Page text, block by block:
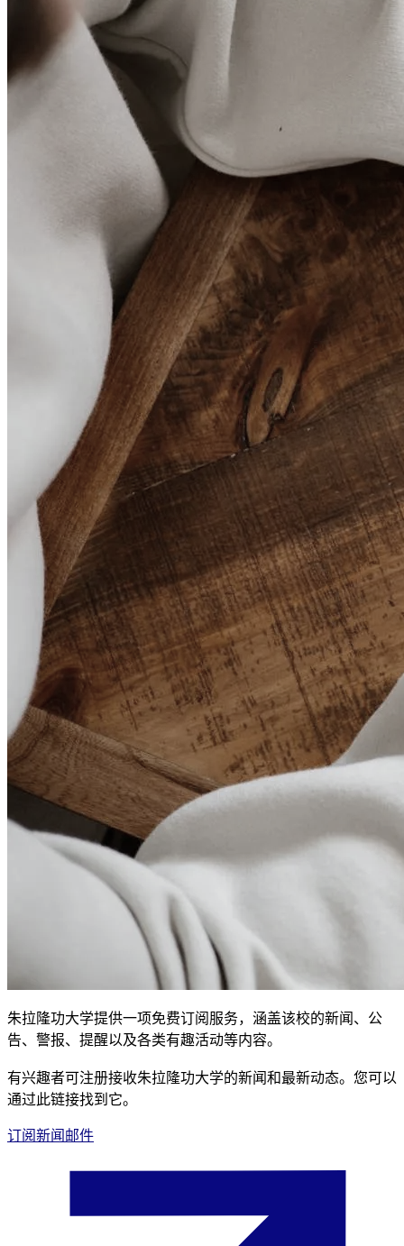
朱拉隆功大学提供一项免费订阅服务，涵盖该校的新闻、公
告、警报、提醒以及各类有趣活动等内容。
有兴趣者可注册接收朱拉隆功大学的新闻和最新动态。您可以
通过此链接找到它。
订阅新闻邮件